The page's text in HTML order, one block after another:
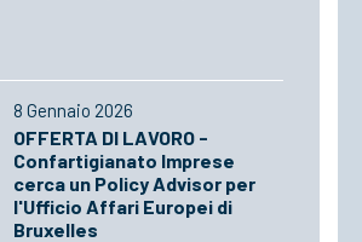
8 Gennaio 2026
OFFERTA DI LAVORO -
Confartigianato Imprese
cerca un Policy Advisor per
l'Ufficio Affari Europei di
Bruxelles